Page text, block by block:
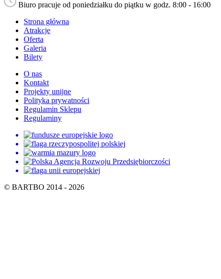
Biuro pracuje od poniedziałku do piątku w godz. 8:00 - 16:00
Strona główna
Atrakcje
Oferta
Galeria
Bilety
O nas
Kontakt
Projekty unijne
Polityka prywatności
Regulamin Sklepu
Regulaminy
© BARTBO 2014 - 2026